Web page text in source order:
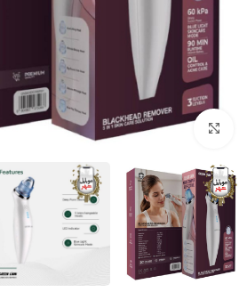
برای بزرگنمایی کلیک کنید